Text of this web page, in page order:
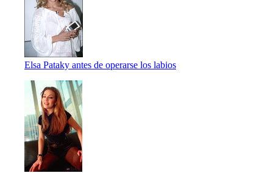
Elsa Pataky antes de operarse los labios